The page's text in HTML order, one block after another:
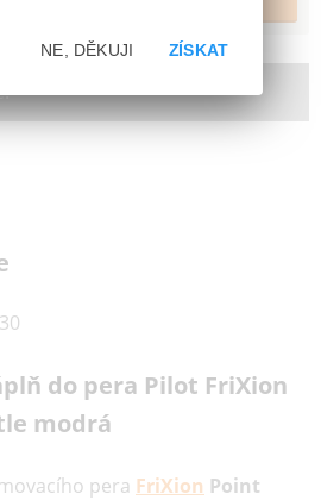
do pera Pilot FriXion
modrá
pera FriXion Point
ZÍSKAT
NE, DĚKUJI